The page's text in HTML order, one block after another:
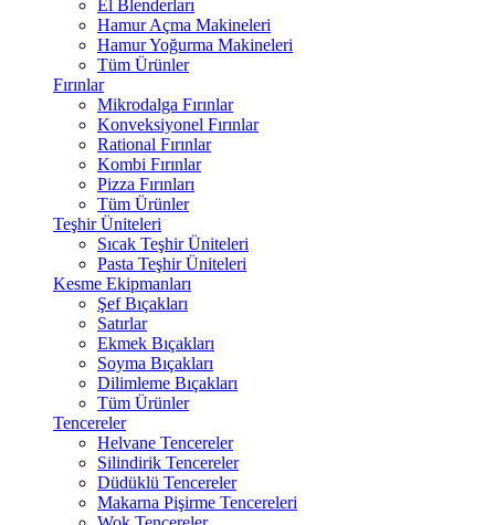
El Blenderları
Hamur Açma Makineleri
Hamur Yoğurma Makineleri
Tüm Ürünler
Fırınlar
Mikrodalga Fırınlar
Konveksiyonel Fırınlar
Rational Fırınlar
Kombi Fırınlar
Pizza Fırınları
Tüm Ürünler
Teşhir Üniteleri
Sıcak Teşhir Üniteleri
Pasta Teşhir Üniteleri
Kesme Ekipmanları
Şef Bıçakları
Satırlar
Ekmek Bıçakları
Soyma Bıçakları
Dilimleme Bıçakları
Tüm Ürünler
Tencereler
Helvane Tencereler
Silindirik Tencereler
Düdüklü Tencereler
Makarna Pişirme Tencereleri